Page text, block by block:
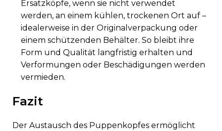
Ersatzköpfe, wenn sie nicht verwendet
werden, an einem kühlen, trockenen Ort auf –
idealerweise in der Originalverpackung oder
einem schützenden Behälter. So bleibt ihre
Form und Qualität langfristig erhalten und
Verformungen oder Beschädigungen werden
vermieden.
Fazit
Der Austausch des Puppenkopfes ermöglicht